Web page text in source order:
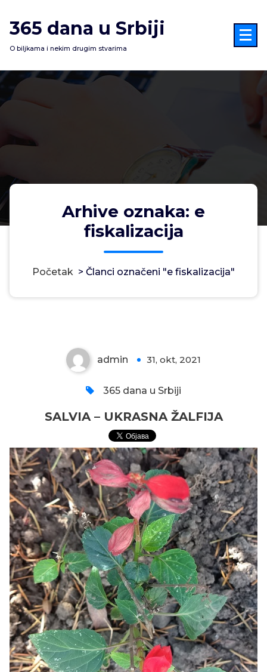
na
sadržaj
365 dana u Srbiji
O biljkama i nekim drugim stvarima
Arhive oznaka: e
fiskalizacija
Početak > Članci označeni "e fiskalizacija"
admin 31, okt, 2021
365 dana u Srbiji
SALVIA – UKRASNA ŽALFIJA